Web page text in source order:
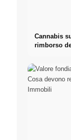
Cannabis
rimborso